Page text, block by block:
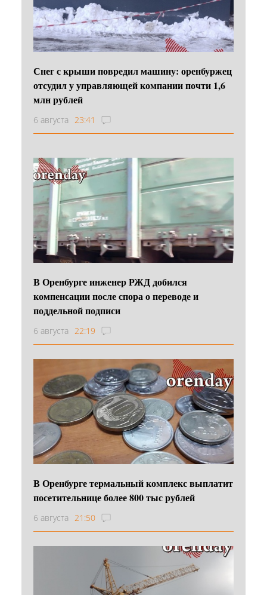
Снег с крыши повредил машину: оренбуржец
отсудил у управляющей компании почти 1,6
млн рублей
6 августа 23:41
В Оренбурге инженер РЖД добился
компенсации после спора о переводе и
поддельной подписи
6 августа 22:19
В Оренбурге термальный комплекс выплатит
посетительнице более 800 тыс рублей
6 августа 21:50